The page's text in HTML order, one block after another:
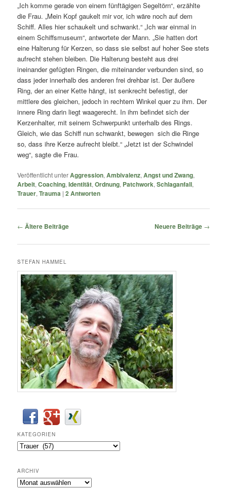
„Ich komme gerade von einem fünftägigen Segeltörn“, erzählte
die Frau. „Mein Kopf gaukelt mir vor, ich wäre noch auf dem
Schiff. Alles hier schaukelt und schwankt.“ „Ich war einmal in
einem Schiffsmuseum“, antwortete der Mann. „Sie hatten dort
eine Halterung für Kerzen, so dass sie selbst auf hoher See stets
aufrecht stehen bleiben. Die Halterung besteht aus drei
ineinander gefügten Ringen, die miteinander verbunden sind, so
dass jeder innerhalb des anderen frei drehbar ist. Der äußere
Ring, der an einer Kette hängt, ist senkrecht befestigt, der
mittlere des gleichen, jedoch in rechtem Winkel quer zu ihm. Der
innere Ring darin liegt waagerecht. In ihm befindet sich der
Kerzenhalter, mit seinem Schwerpunkt unterhalb des Rings.
Gleich, wie das Schiff nun schwankt, bewegen sich die Ringe
so, dass ihre Kerze aufrecht bleibt.“ „Jetzt ist der Schwindel
weg“, sagte die Frau.
Veröffentlicht unterAggression,Ambivalenz,Angst und Zwang,
Arbeit,Coaching,Identität,Ordnung, Patchwork,Schlaganfall,
Trauer,Trauma |2Antworten
Beitragsnavigation
← Ältere Beiträge Neuere Beiträge →
STEFAN HAMMEL
KATEGORIEN
Kategorien
ARCHIV
Archiv